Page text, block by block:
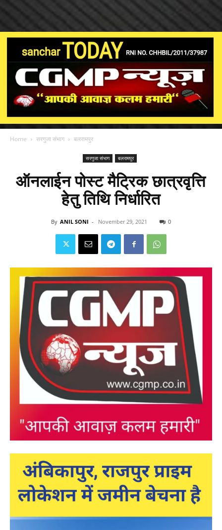
Home सरगुजा संभाग बलरामपुर
सरगुजा संभाग बलरामपुर
ऑनलाईन पोस्ट मैट्रिक छात्रवृत्ति
हेतु तिथि निर्धारित
By ANIL SONI - November 29, 2021 0